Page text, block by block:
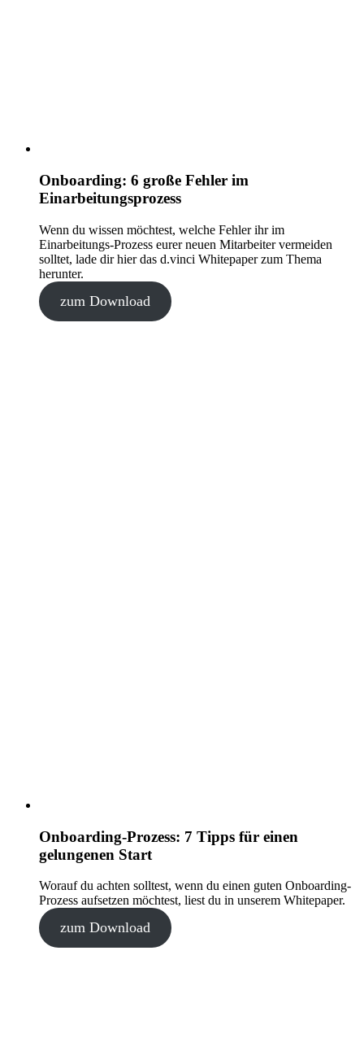
Onboarding: 6 große Fehler im
Einarbeitungsprozess
Wenn du wissen möchtest, welche Fehler ihr im
Einarbeitungs-Prozess eurer neuen Mitarbeiter vermeiden
solltet, lade dir hier das d.vinci Whitepaper zum Thema
herunter.
zum Download
Onboarding-Prozess: 7 Tipps für einen
gelungenen Start
Worauf du achten solltest, wenn du einen guten Onboarding-
Prozess aufsetzen möchtest, liest du in unserem Whitepaper.
zum Download